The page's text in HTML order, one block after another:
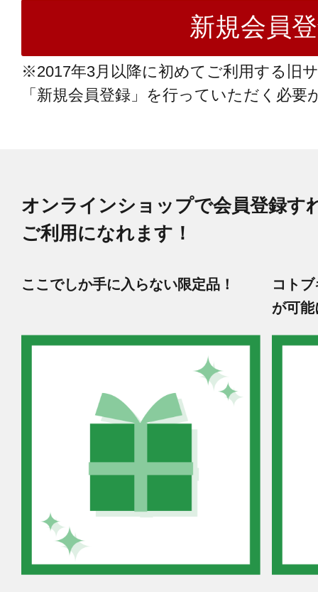
※2017年3月以降に初めてご利用する旧
「新規会員登録」を行っていただく必要
オンラインショップで会員登録す
ご利用になれます！
ここでしか手に入らない限定品！
コト
が可能